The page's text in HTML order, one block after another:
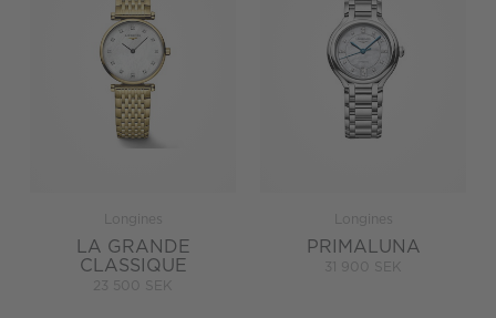
Longines
LA GRANDE
CLASSIQUE
23 500 SEK
Longines
PRIMALUNA
31 900 SEK